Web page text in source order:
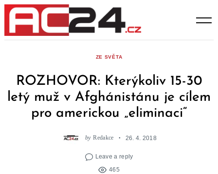
Skip
content
ZE SVĚTA
ROZHOVOR: Kterýkoliv 15-30
letý muž v Afghánistánu je cílem
pro americkou „eliminaci“
by Redakce 26. 4. 2018
Leave a reply
465